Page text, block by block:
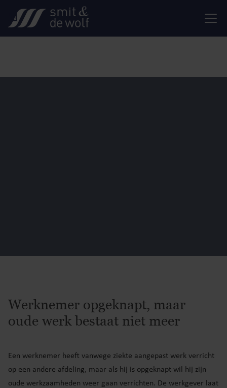
Werknemer opgeknapt, maar
oude werk bestaat niet meer
Een werknemer heeft vanwege ziekte aangepast werk verricht
op een andere afdeling, maar als hij is opgeknapt wil hij zijn
oude werkzaamheden weer gaan verrichten. De werkgever laat